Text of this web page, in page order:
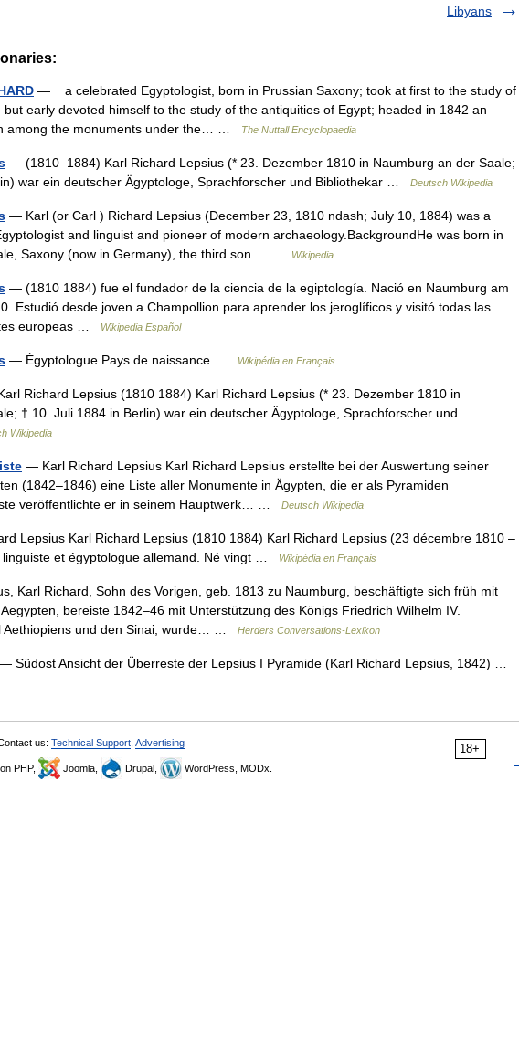
Libyans
— a celebrated Egyptologist, born in Prussian Saxony; took at first to the study of
but early devoted himself to the study of the antiquities of Egypt; headed in 1842 an
among the monuments under the… …
The Nuttall Encyclopaedia
— (1810–1884) Karl Richard Lepsius (* 23. Dezember 1810 in Naumburg an der Saale;
war ein deutscher Ägyptologe, Sprachforscher und Bibliothekar …
Deutsch Wikipedia
— Karl (or Carl ) Richard Lepsius (December 23, 1810 ndash; July 10, 1884) was a
and linguist and pioneer of modern archaeology.BackgroundHe was born in
Saxony (now in Germany), the third son… …
Wikipedia
— (1810 1884) fue el fundador de la ciencia de la egiptología. Nació en Naumburg am
Estudió desde joven a Champollion para aprender los jeroglíficos y visitó todas las
europeas …
Wikipedia Español
— Égyptologue Pays de naissance … Wikipédia en Français
Richard Lepsius (1810 1884) Karl Richard Lepsius (* 23. Dezember 1810 in
† 10. Juli 1884 in Berlin) war ein deutscher Ägyptologe, Sprachforscher und
Wikipedia
— Karl Richard Lepsius Karl Richard Lepsius erstellte bei der Auswertung seiner
(1842–1846) eine Liste aller Monumente in Ägypten, die er als Pyramiden
veröffentlichte er in seinem Hauptwerk… …
Deutsch Wikipedia
Lepsius Karl Richard Lepsius (1810 1884) Karl Richard Lepsius (23 décembre 1810 –
linguiste et égyptologue allemand. Né vingt …
Wikipédia en Français
Karl Richard, Sohn des Vorigen, geb. 1813 zu Naumburg, beschäftigte sich früh mit
bereiste 1842–46 mit Unterstützung des Königs Friedrich Wilhelm IV.
Aethiopiens und den Sinai, wurde… …
Herders Conversations-Lexikon
— Südost Ansicht der Überreste der Lepsius I Pyramide (Karl Richard Lepsius, 1842) …
18+
us: Technical Support Advertising
PHP, Joomla, Drupal, WordPress, MODx.